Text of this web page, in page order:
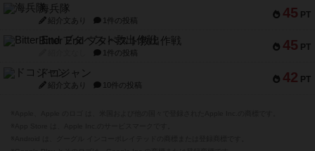
45 PT
海兵隊
紹介文あり 1件の投稿
45 PT
Bitter End ブタペスト救出作戦
1件の投稿
42 PT
ドコジャン
紹介文あり 10件の投稿